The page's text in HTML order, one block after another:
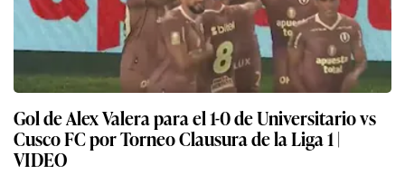
Gol de Alex Valera para el 1-0 de Universitario vs
Cusco FC por Torneo Clausura de la Liga 1 |
VIDEO